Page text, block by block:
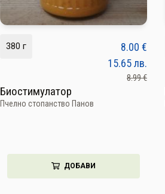
380 г 8.00 €
15.65лв.
8.99 €
Биостимулатор
Пчелно стопанство Панов
ДОБАВИ